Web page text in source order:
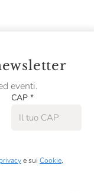
eventi.
CAP *
e sui Cookie,